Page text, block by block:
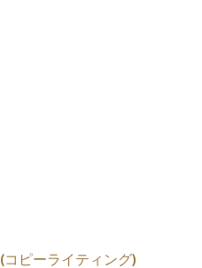
ピーライティング)